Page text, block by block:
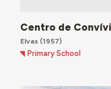
Centro de
Elvas(1957)
Primary School